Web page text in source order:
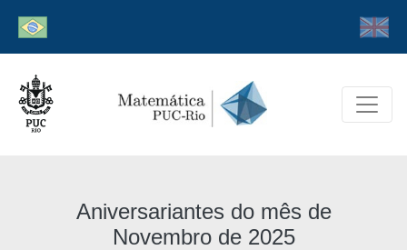
Aniversariantes do mês de
Novembro de 2025